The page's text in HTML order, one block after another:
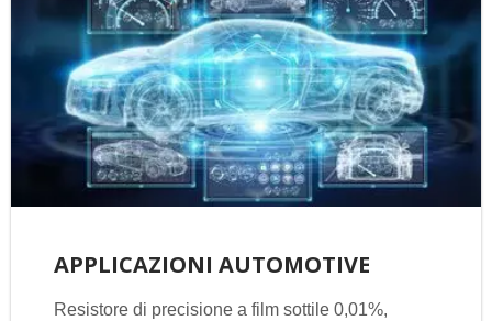
APPLICAZIONI AUTOMOTIVE
Resistore di precisione a film sottile 0,01%,